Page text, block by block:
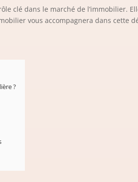
clé dans le marché de l’immobilier.
vous accompagnera dans cette
?